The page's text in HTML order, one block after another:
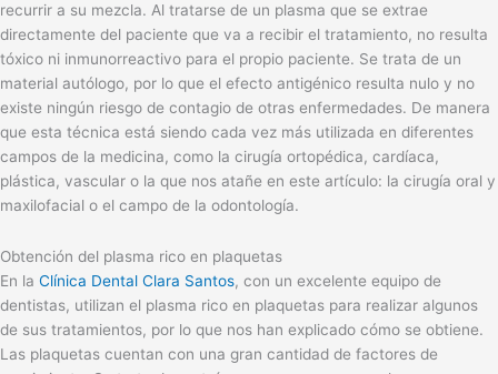
recurrir a su mezcla. Al tratarse de un plasma que se extrae
directamente del paciente que va a recibir el tratamiento, no resulta
tóxico ni inmunorreactivo para el propio paciente. Se trata de un
material autólogo, por lo que el efecto antigénico resulta nulo y no
existe ningún riesgo de contagio de otras enfermedades. De manera
que esta técnica está siendo cada vez más utilizada en diferentes
campos de la medicina, como la cirugía ortopédica, cardíaca,
plástica, vascular o la que nos atañe en este artículo: la cirugía oral y
maxilofacial o el campo de la odontología.
Obtención del plasma rico en plaquetas
En la Clínica Dental Clara Santos, con un excelente equipo de
dentistas, utilizan el plasma rico en plaquetas para realizar algunos
de sus tratamientos, por lo que nos han explicado cómo se obtiene.
Las plaquetas cuentan con una gran cantidad de factores de